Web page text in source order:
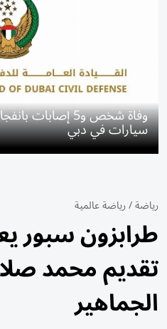
وفاة شخص و5
سيارات في دبي
رياضة/رياضة عالمية
طرابزون سبور
تقديم محمد
الجماهير